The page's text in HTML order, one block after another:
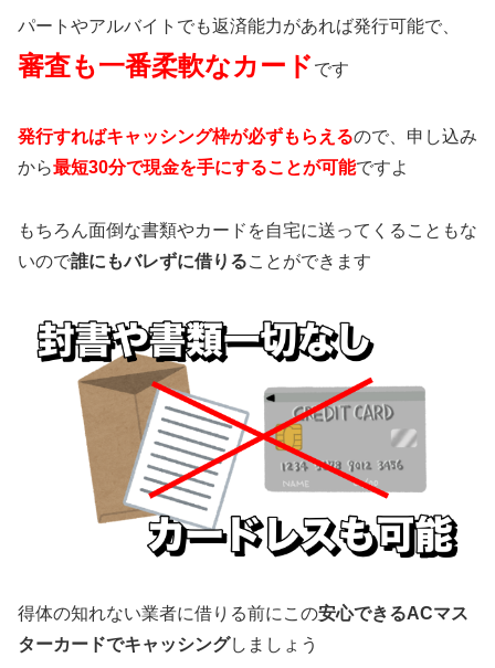
パートやアルバイトでも返済能力があれば発行可能で、
審査も一番柔軟なカード です
発行すればキャッシング枠が必ずもらえるので、申し込み
から最短30分で現金を手にすることが可能ですよ
もちろん面倒な書類やカードを自宅に送ってくることもな
いので誰にもバレずに借りることができます
得体の知れない業者に借りる前にこの安心できるACマス
ターカードでキャッシングしましょう